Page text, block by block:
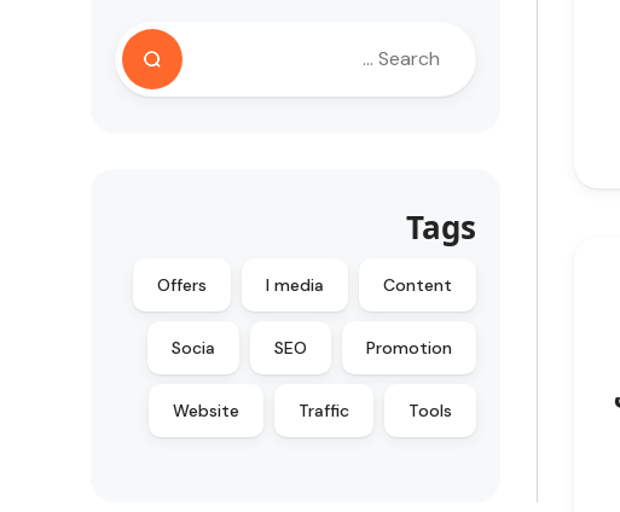
Tags
Content
l media
Offers
Promotion
SEO
Socia
Tools
Traffic
Website